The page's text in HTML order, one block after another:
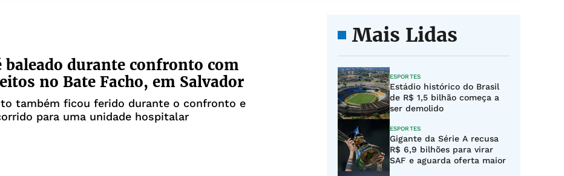
baleado durante confronto com
no Bate Facho, em Salvador
também ficou ferido durante o confronto e
para uma unidade hospitalar
Mais Lidas
ESPORTES
Estádio histórico do Brasil
de R$ 1,5 bilhão começa a
ser demolido
ESPORTES
Gigante da Série A recusa
R$ 6,9 bilhões para virar
SAF e aguarda oferta maior